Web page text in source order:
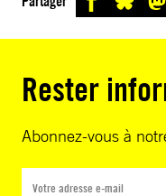
Rester
Abonnez-vous à